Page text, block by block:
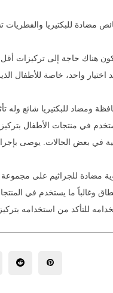
مضادة للبكتيريا والفطريات